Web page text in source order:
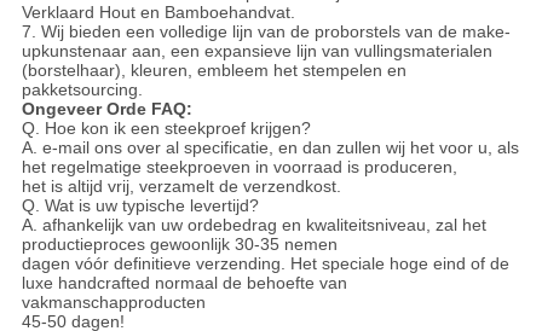
Verklaard Hout en Bamboehandvat.
7. Wij bieden een volledige lijn van de proborstels van de make-
upkunstenaar aan, een expansieve lijn van vullingsmaterialen
(borstelhaar), kleuren, embleem het stempelen en
pakketsourcing.
Ongeveer Orde FAQ:
Q. Hoe kon ik een steekproef krijgen?
A. e-mail ons over al specificatie, en dan zullen wij het voor u, als
het regelmatige steekproeven in voorraad is produceren,
het is altijd vrij, verzamelt de verzendkost.
Q. Wat is uw typische levertijd?
A. afhankelijk van uw ordebedrag en kwaliteitsniveau, zal het
productieproces gewoonlijk 30-35 nemen
dagen vóór definitieve verzending. Het speciale hoge eind of de
luxe handcrafted normaal de behoefte van
vakmanschapproducten
45-50 dagen!